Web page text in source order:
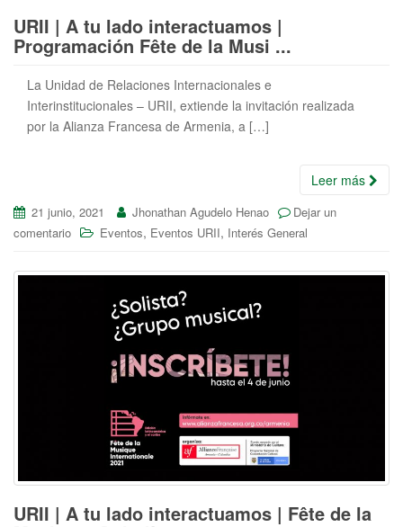
URII | A tu lado interactuamos |
Programación Fête de la Musi ...
La Unidad de Relaciones Internacionales e
Interinstitucionales – URII, extiende la invitación realizada
por la Alianza Francesa de Armenia, a […]
Leer más
21 junio, 2021 Jhonathan Agudelo Henao
Dejar un
comentario
Eventos, Eventos URII, Interés General
URII | A tu lado interactuamos | Fête de la